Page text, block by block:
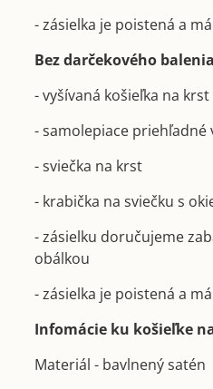
- zásielka je poistená a
Bez darčekového
- vyšívaná košieľka na krst
- samolepiace priehľadné
- sviečka na krst
- krabička na sviečku s
- zásielku doručujeme
obálkou
- zásielka je poistená a
Infomácie ku košieľke
Materiál - bavlnený satén